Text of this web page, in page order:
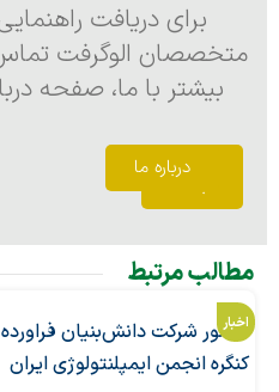
برای دریافت
متخصصان الوگرفت تماس
بیشتر با ما، صفحه
تماس
با ما
درباره ما
مطالب مرتبط
اخبار
حضور شرکت دانش‌بنیان فراورده
کنگره انجمن ایمپلنتولوژی ایران